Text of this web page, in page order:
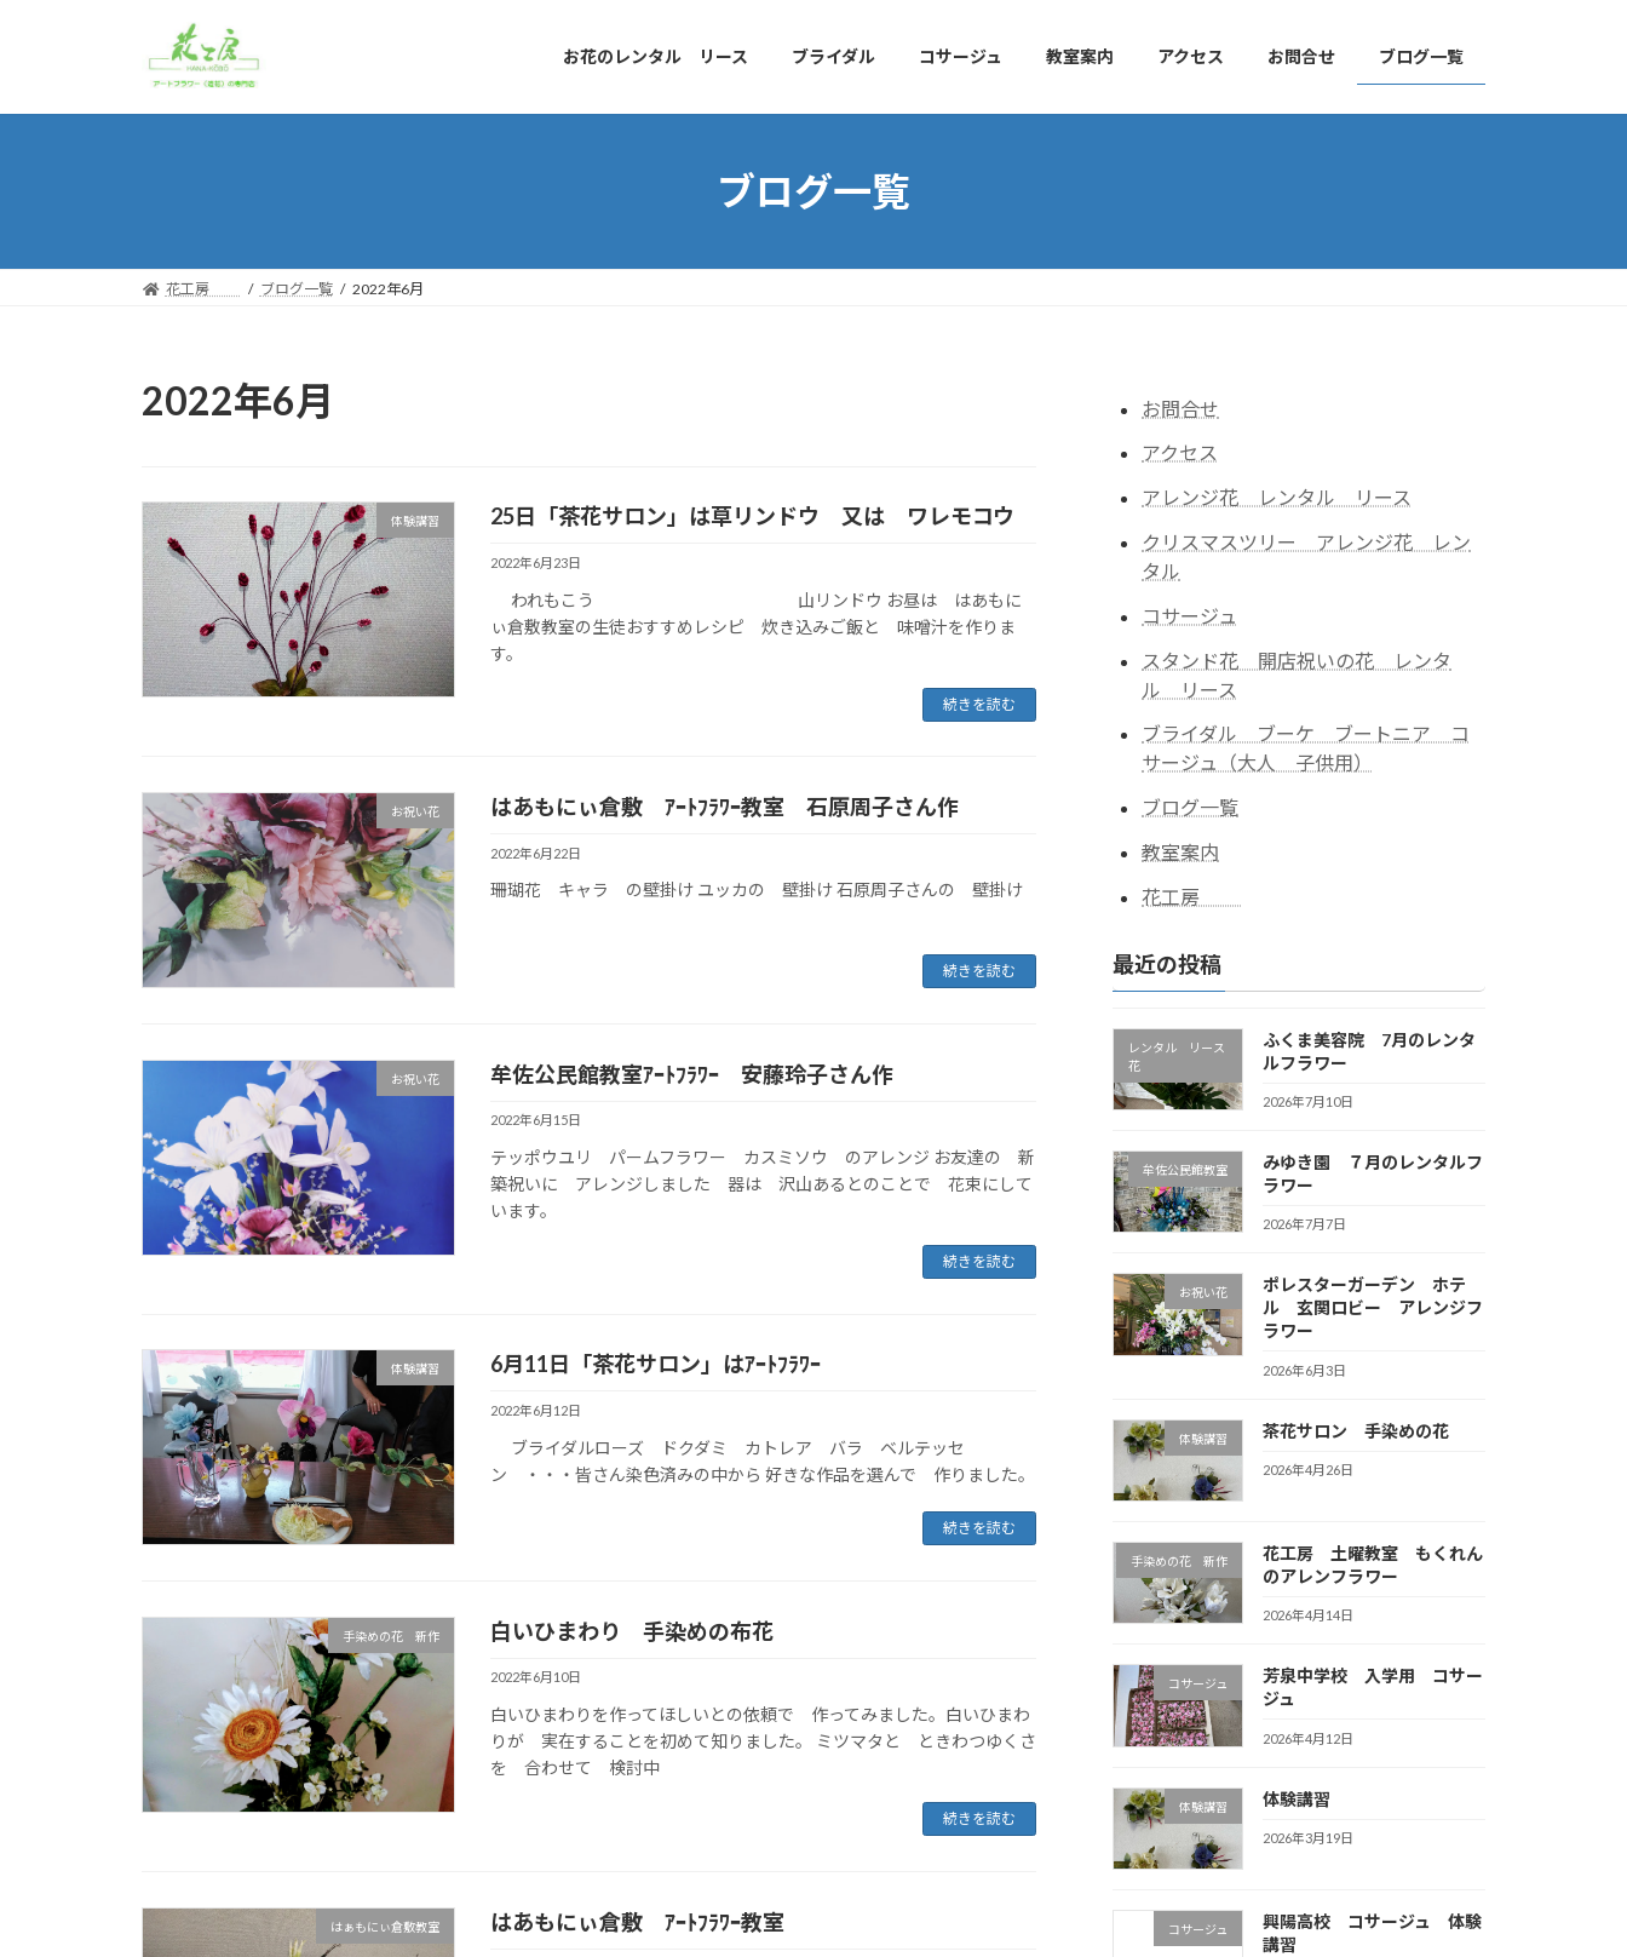
プ
動
お花のレンタル リース ブライダル コサージュ 教室案内 アクセス お問合せ ブログ一覧
ブログ一覧
花工房 ブログ一覧 2022年6月
2022年6月
体験講習 25日「茶花サロン」は草リンドウ 又は ワレモコウ
2022年6月23日
われもこう 山リンドウ お昼は はあもに
ぃ倉敷教室の生徒おすすめレシピ 炊き込みご飯と 味噌汁を作りま
す。
続きを読む
お祝い花 はあもにぃ倉敷 ｱｰﾄﾌﾗﾜｰ教室 石原周子さん作
2022年6月22日
珊瑚花 キャラ の壁掛け ユッカの 壁掛け 石原周子さんの 壁掛け
続きを読む
お祝い花 牟佐公民館教室ｱｰﾄﾌﾗﾜｰ 安藤玲子さん作
2022年6月15日
テッポウユリ パームフラワー カスミソウ のアレンジ お友達の 新
築祝いに アレンジしました 器は 沢山あるとのことで 花束にして
います。
続きを読む
体験講習 6月11日「茶花サロン」はｱｰﾄﾌﾗﾜｰ
2022年6月12日
ブライダルローズ ドクダミ カトレア バラ ベルテッセ
ン ・・・皆さん染色済みの中から 好きな作品を選んで 作りました。
続きを読む
手染めの花 新作 白いひまわり 手染めの布花
2022年6月10日
白いひまわりを作ってほしいとの依頼で 作ってみました。白いひまわ
りが 実在することを初めて知りました。 ミツマタと ときわつゆくさ
を 合わせて 検討中
続きを読む
はぁもにぃ倉敷教室 はあもにぃ倉敷 ｱｰﾄﾌﾗﾜｰ教室
お問合せ
アクセス
アレンジ花 レンタル リース
クリスマスツリー アレンジ花 レン
タル
コサージュ
スタンド花 開店祝いの花 レンタ
ル リース
ブライダル ブーケ ブートニア コ
サージュ（大人 子供用）
ブログ一覧
教室案内
花工房
最近の投稿
レンタル リース
花
ふくま美容院 7月のレンタ
ルフラワー
2026年7月10日
牟佐公民館教室
みゆき園 ７月のレンタルフ
ラワー
2026年7月7日
お祝い花
ポレスターガーデン ホテ
ル 玄関ロビー アレンジフ
ラワー
2026年6月3日
体験講習 茶花サロン 手染めの花
2026年4月26日
手染めの花 新作
花工房 土曜教室 もくれん
のアレンフラワー
2026年4月14日
コサージュ
芳泉中学校 入学用 コサー
ジュ
2026年4月12日
体験講習 体験講習
2026年3月19日
コサージュ
興陽高校 コサージュ 体験
講習